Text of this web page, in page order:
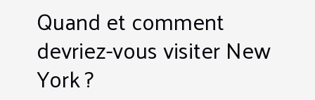
Quand et comment
devriez-vous visiter New
York ?